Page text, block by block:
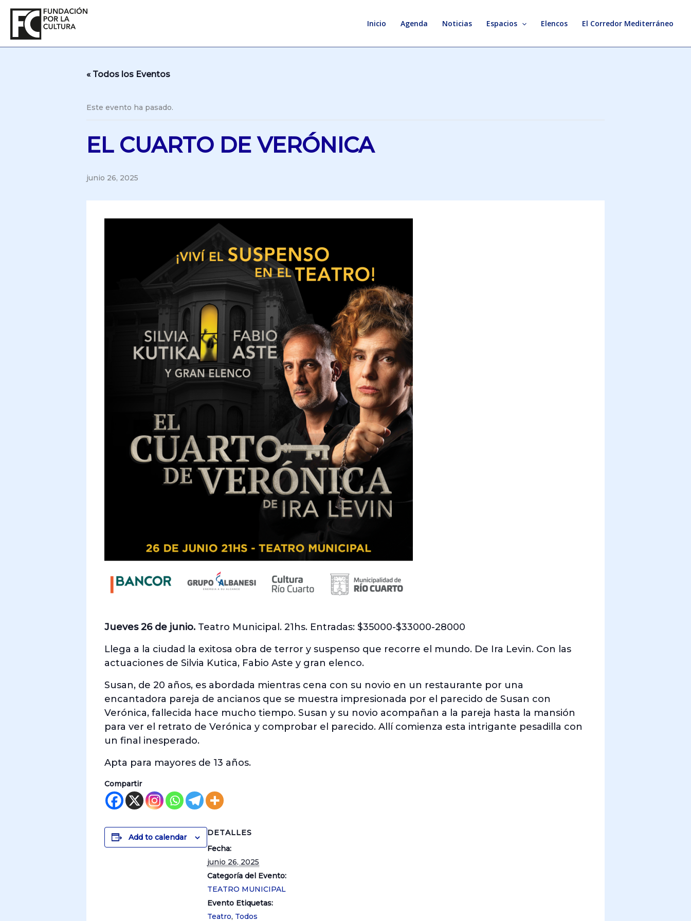
contenido
Inicio Agenda Noticias Espacios Elencos El Corredor Mediterráneo
« Todos los Eventos
Este evento ha pasado.
EL CUARTO DE VERÓNICA
junio 26, 2025
Jueves 26 de junio. Teatro Municipal. 21hs. Entradas: $35000-$33000-28000
Llega a la ciudad la exitosa obra de terror y suspenso que recorre el mundo. De Ira Levin. Con las
actuaciones de Silvia Kutica, Fabio Aste y gran elenco.
Susan, de 20 años, es abordada mientras cena con su novio en un restaurante por una
encantadora pareja de ancianos que se muestra impresionada por el parecido de Susan con
Verónica, fallecida hace mucho tiempo. Susan y su novio acompañan a la pareja hasta la mansión
para ver el retrato de Verónica y comprobar el parecido. Allí comienza esta intrigante pesadilla con
un final inesperado.
Apta para mayores de 13 años.
Compartir
Add to calendar
DETALLES
Fecha:
junio 26, 2025
Categoría del Evento:
TEATRO MUNICIPAL
Evento Etiquetas:
Teatro, Todos